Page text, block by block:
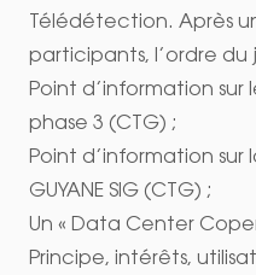
Télédétection. Après
participants, l’ordre du
Point d’information sur
phase 3 (CTG) ;
Point d’information
GUYANE SIG (CTG) ;
Un « Data Center
Principe, intérêts,